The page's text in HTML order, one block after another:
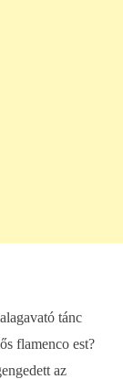
tánc
flamenco est?
az